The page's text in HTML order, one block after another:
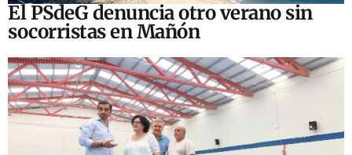
El PSdeG denuncia otro verano sin
socorristas en Mañón